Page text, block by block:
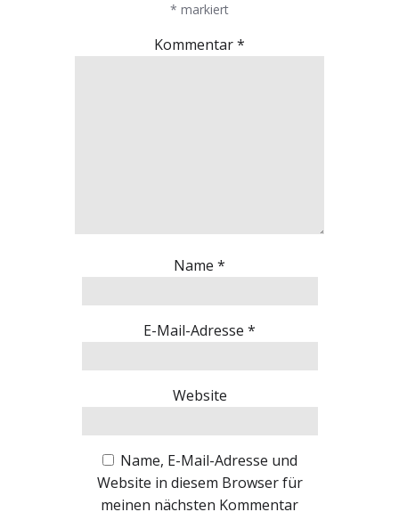
* markiert
Kommentar*
Name *
E-Mail-Adresse *
Website
Name, E-Mail-Adresse und
Website in diesem Browser für
meinen nächsten Kommentar